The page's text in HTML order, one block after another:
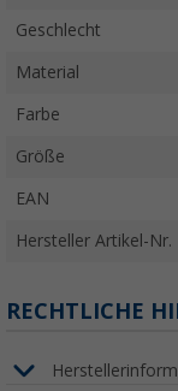
Geschlecht
Material
Farbe
Größe
EAN
Hersteller Artikel-Nr.
RECHTLICHE